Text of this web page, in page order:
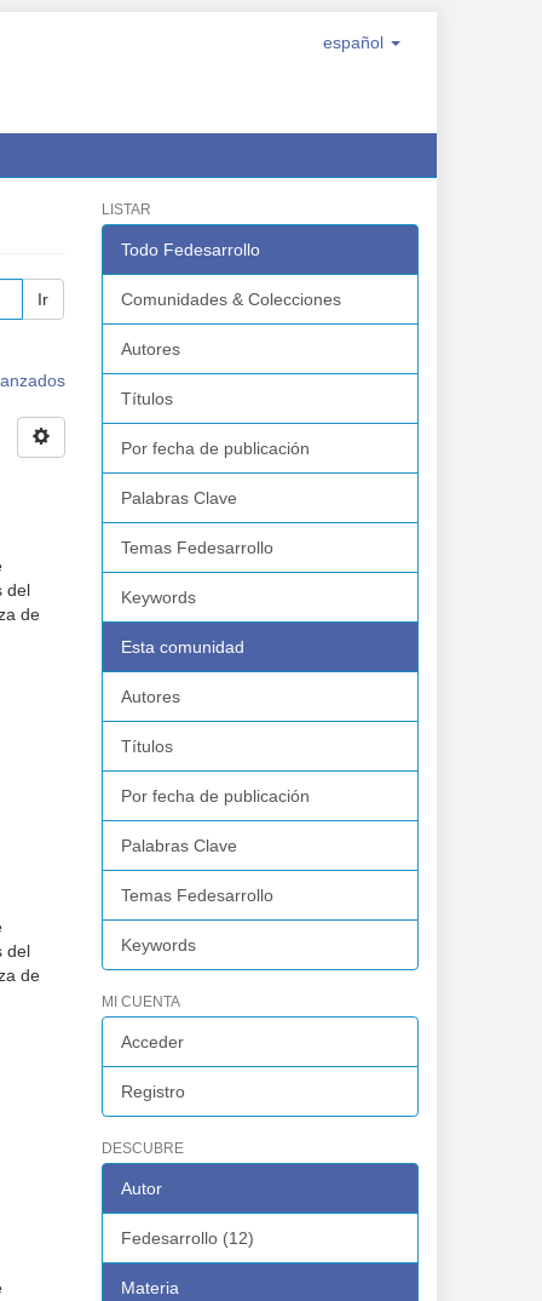
español
Ir
del
de
del
de
LISTAR
Todo Fedesarrollo
Comunidades & Colecciones
Autores
Títulos
Por fecha de publicación
Palabras Clave
Temas Fedesarrollo
Keywords
Esta comunidad
Autores
Títulos
Por fecha de publicación
Palabras Clave
Temas Fedesarrollo
Keywords
MI CUENTA
Acceder
Registro
DESCUBRE
Autor
Fedesarrollo (12)
Materia